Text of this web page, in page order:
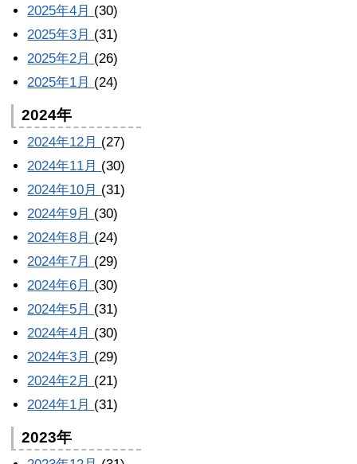
2025年4月 (30)
2025年3月 (31)
2025年2月 (26)
2025年1月 (24)
2024年
2024年12月 (27)
2024年11月 (30)
2024年10月 (31)
2024年9月 (30)
2024年8月 (24)
2024年7月 (29)
2024年6月 (30)
2024年5月 (31)
2024年4月 (30)
2024年3月 (29)
2024年2月 (21)
2024年1月 (31)
2023年